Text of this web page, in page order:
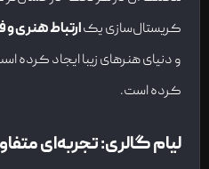
کریستال‌سازی یکارتباط هنری و
و دنیای هنرهای زیبا ایجاد کرده
کرده است.
لیام گالری: تجربه‌ای